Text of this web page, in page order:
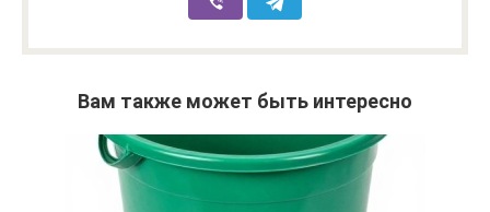
Вам также может быть интересно